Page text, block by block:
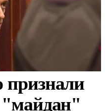
признали
"майдан"